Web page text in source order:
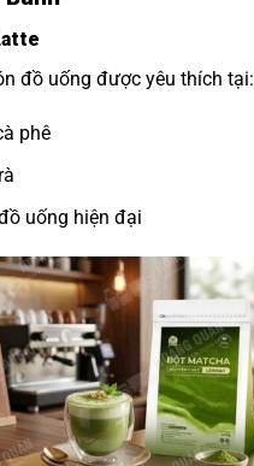
đồ uống được yêu thích tại:
phê
uống hiện đại